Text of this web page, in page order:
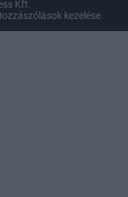
Kft.
kezelése